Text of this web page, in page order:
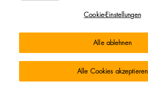
INTEGRITÄT
Cookie-Einstellungen
Alle ablehnen
Alle Cookies akzeptieren